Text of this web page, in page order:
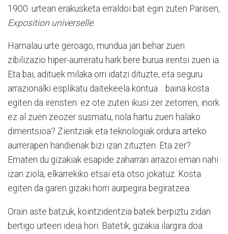
1900. urtean erakusketa erraldoi bat egin zuten Parisen,
Exposition universelle.
Hamalau urte geroago, mundua jan behar zuen
zibilizazio hiper-aurreratu hark bere burua irentsi zuen ia.
Eta bai, adituek milaka orri idatzi dituzte, eta seguru
arrazionalki esplikatu daitekeela kontua… baina kosta
egiten da irensten: ez ote zuten ikusi zer zetorren, inork
ez al zuen zeozer susmatu, nola hartu zuen halako
dimentsioa? Zientziak eta teknologiak ordura arteko
aurrerapen handienak bizi izan zituzten. Eta zer?
Ematen du gizakiak esapide zaharrari arrazoi eman nahi
izan ziola, elkarrekiko etsai eta otso jokatuz. Kosta
egiten da garen gizaki horri aurpegira begiratzea.
Orain aste batzuk, kointzidentzia batek berpiztu zidan
bertigo urteen ideia hori. Batetik, gizakia ilargira doa